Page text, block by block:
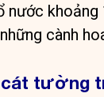
nước
cành
cát tường